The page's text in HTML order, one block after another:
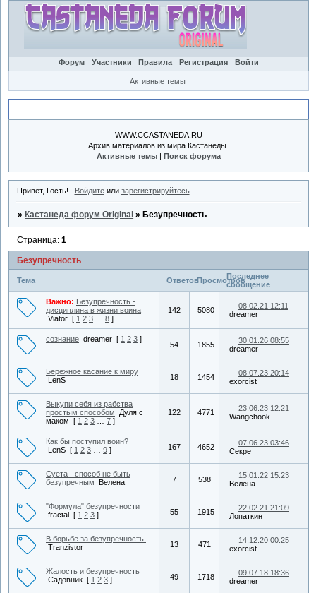
Форум Участники Правила Регистрация Войти
Активные темы
WWW.CCASTANEDA.RU
Архив материалов из мира Кастанеды.
Активные темы| Поиск форума
Привет, Гость! Войдитеили зарегистрируйтесь.
» Кастанеда форум Original » Безупречность
Безупречность
Страница:1
Тема ОтветовПросмотровПоследнее
сообщение
Важно: Безупречность -
дисциплина в жизни воина
Viator [ 1 2 3 8 ]
142 5080
08.02.21 12:11
dreamer
сознание dreamer [ 1 2 3 ]
54 1855
30.01.26 08:55
dreamer
Бережное касание к миру
LenS
18 1454
08.07.23 20:14
exorcist
Выкупи себя из рабства
простым способом
Дуля с
маком [ 1 2 3 7 ]
122 4771
23.06.23 12:21
Wangchook
Как бы поступил воин?
LenS [ 1 2 3 9 ] 167 4652
07.06.23 03:46
Секрет
Суета - способ не быть
безупречным Велена 7 538
15.01.22 15:23
Велена
"Формула" безупречности
fractal [ 1 2 3 ] 55 1915
22.02.21 21:09
Лопаткин
В борьбе за безупречность.
Tranzistor
13 471
14.12.20 00:25
exorcist
Жалость и безупречность
Садовник [ 1 2 3 ] 49 1718
09.07.18 18:36
dreamer